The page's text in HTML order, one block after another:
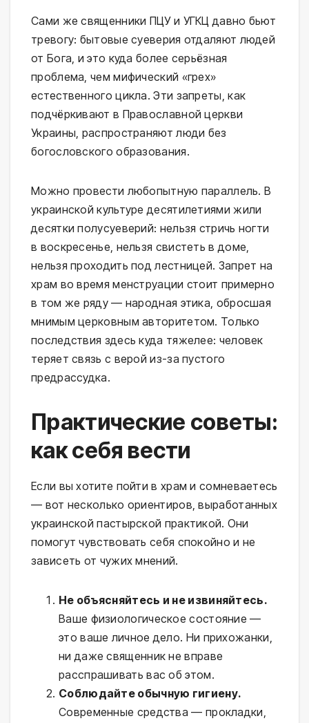
Сами же священники ПЦУ и УГКЦ давно бьют
тревогу: бытовые суеверия отдаляют людей
от Бога, и это куда более серьёзная
проблема, чем мифический «грех»
естественного цикла. Эти запреты, как
подчёркивают в Православной церкви
Украины, распространяют люди без
богословского образования.
Можно провести любопытную параллель. В
украинской культуре десятилетиями жили
десятки полусуеверий: нельзя стричь ногти
в воскресенье, нельзя свистеть в доме,
нельзя проходить под лестницей. Запрет на
храм во время менструации стоит примерно
в том же ряду — народная этика, обросшая
мнимым церковным авторитетом. Только
последствия здесь куда тяжелее: человек
теряет связь с верой из-за пустого
предрассудка.
Практические советы:
как себя вести
Если вы хотите пойти в храм и сомневаетесь
— вот несколько ориентиров, выработанных
украинской пастырской практикой. Они
помогут чувствовать себя спокойно и не
зависеть от чужих мнений.
Не объясняйтесь и не извиняйтесь.
Ваше физиологическое состояние —
это ваше личное дело. Ни прихожанки,
ни даже священник не вправе
расспрашивать вас об этом.
Соблюдайте обычную гигиену.
Современные средства — прокладки,